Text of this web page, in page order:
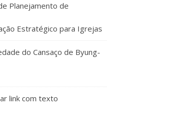
Planejamento de
Estratégico para Igrejas
do Cansaço de Byung-
link com texto